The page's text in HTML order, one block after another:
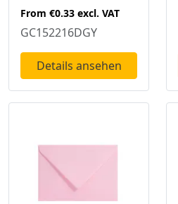
From €0.33 excl. VAT
GC152216DGY
Details ansehen